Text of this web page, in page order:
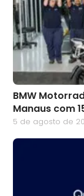
BMW
Manaus com
5 de agosto de